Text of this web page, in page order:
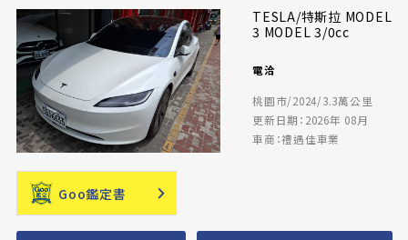
TESLA/特斯拉 MODEL
3 MODEL 3/0cc
電洽
桃園市/2024/3.3萬公里
更新日期：2026年 08月
車商：禮遇佳車業
Goo鑑定書